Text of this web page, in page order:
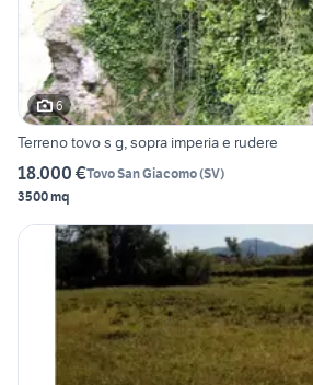
6
Terreno tovo s g, sopra imperia e rudere
18.000 €Tovo San Giacomo(SV)
3500 mq